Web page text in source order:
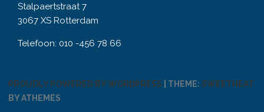
Stalpaertstraat 7
3067 XS Rotterdam
Telefoon: 010 -456 78 66
PROUDLY POWERED BY WORDPRESS THEME: SWEETHEAT
BY ATHEMES